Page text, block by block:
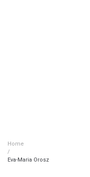
Home
/
Eva-Maria Orosz